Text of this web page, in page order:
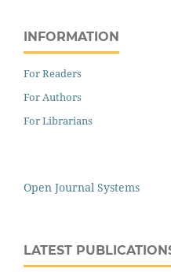
INFORMATION
For Readers
For Authors
For Librarians
Open Journal Systems
LATEST